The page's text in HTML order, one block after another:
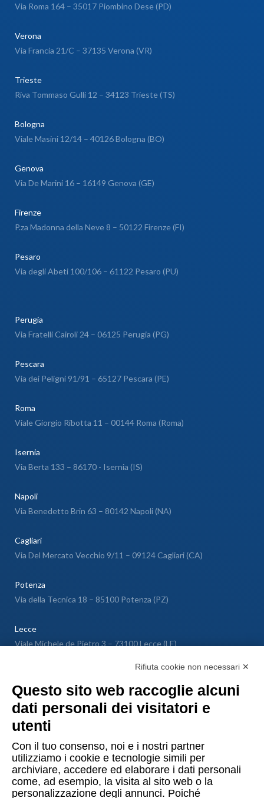
Via Roma 164 – 35017 Piombino Dese (PD)
Verona
Via Francia 21/C – 37135 Verona (VR)
Trieste
Riva Tommaso Gulli 12 – 34123 Trieste (TS)
Bologna
Viale Masini 12/14 – 40126 Bologna (BO)
Genova
Via De Marini 16 – 16149 Genova (GE)
Firenze
P.za Madonna della Neve 8 – 50122 Firenze (FI)
Pesaro
Via degli Abeti 100/106 – 61122 Pesaro (PU)
Perugia
Via Fratelli Cairoli 24 – 06125 Perugia (PG)
Pescara
Via dei Peligni 91/91 – 65127 Pescara (PE)
Roma
Viale Giorgio Ribotta 11 – 00144 Roma (Roma)
Isernia
Via Berta 133 – 86170 - Isernia (IS)
Napoli
Via Benedetto Brin 63 – 80142 Napoli (NA)
Cagliari
Via Del Mercato Vecchio 9/11 – 09124 Cagliari (CA)
Potenza
Via della Tecnica 18 – 85100 Potenza (PZ)
Lecce
Viale Michele de Pietro 3 – 73100 Lecce (LE)
Via Venezia 4 – 87036 Rende (CS)
Messina
Via Galileo Galilei SNC – 98040 Torregrotta (ME)
Lugano
Via Maggio 1 C – 6900 Lugano (Confederazione Elvetica)
Rifiuta cookie non necessari ✕
Questo sito web raccoglie alcuni
dati personali dei visitatori e
utenti
Con il tuo consenso, noi e i nostri partner
utilizziamo i cookie e tecnologie simili per
archiviare, accedere ed elaborare i dati personali
come, ad esempio, la visita al sito web o la
personalizzazione degli annunci. Poiché